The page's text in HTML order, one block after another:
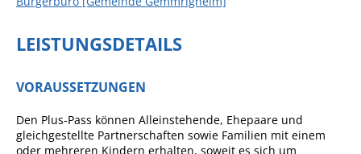
Kläranlage
Kommunale
Gemmrigheimer
Infokalender
LEISTUNGSDETAILS
VORAUSSETZUNGEN
Den Plus-Pass können Alleinstehende, Ehepaare und
gleichgestellte Partnerschaften sowie Familien mit einem
oder mehreren Kindern erhalten, soweit es sich um